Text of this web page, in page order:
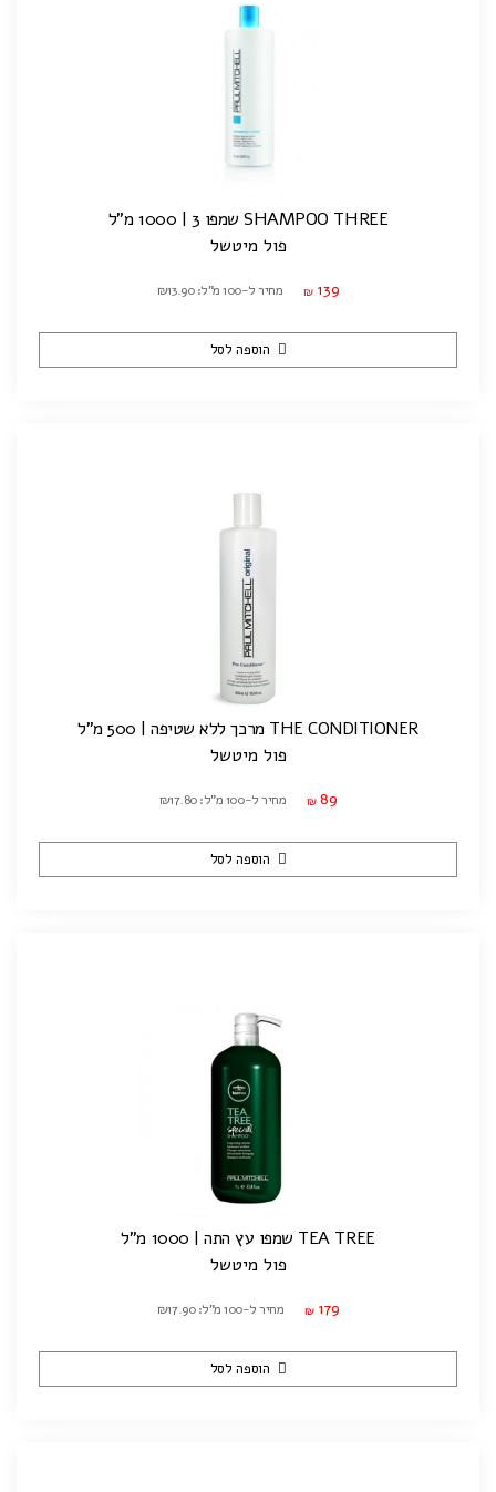
SHAMPOO THREE שמפו 3 | 1000 מ"ל
פול מיטשל
₪ 139 מחיר ל-100 מ"ל: ₪13.90
הוספה לסל
THE CONDITIONER מרכך ללא שטיפה | 500 מ"ל
פול מיטשל
₪ 89 מחיר ל-100 מ"ל: ₪17.80
הוספה לסל
TEA TREE שמפו עץ התה | 1000 מ"ל
פול מיטשל
₪ 179 מחיר ל-100 מ"ל: ₪17.90
הוספה לסל